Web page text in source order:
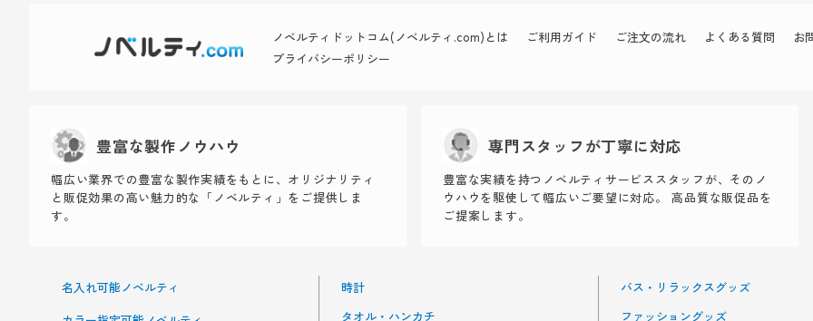
ノベルティドットコム(ノベルティ.com)とは ご利用ガイド ご注文の流れ よくある質問 お
プライバシーポリシー
豊富な製作ノウハウ
幅広い業界での豊富な製作実績をもとに、オリジナリティ
と販促効果の高い魅力的な「ノベルティ」をご提供しま
す。
専門スタッフが丁寧に対応
豊富な実績を持つノベルティサービススタッフが、そのノ
ウハウを駆使して幅広いご要望に対応。 高品質な販促品を
ご提案します。
名入れ可能ノベルティ
時計
タオル・ハンカチ
バス・リラックスグッズ
ファッショングッズ